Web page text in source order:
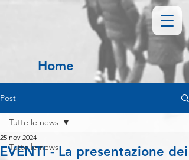
Home
Post
Tutte le news
Tutte le news
EVENTI - La presentazione dei
25 nov 2024